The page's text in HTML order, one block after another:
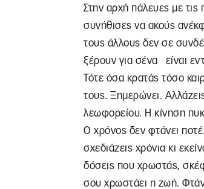
Στην αρχή πάλευες με
συνήθισες να ακούς
τους άλλους δεν σε
ξέρουν για σένα είναι
Τότε όσα κρατάς τόσο
τους. Ξημερώνει.
λεωφορείου. Η κίνηση
Ο χρόνος δεν φτάνει
σχεδιάζεις χρόνια κι
δόσεις που χρωστάς,
σου χρωστάει η ζωή.